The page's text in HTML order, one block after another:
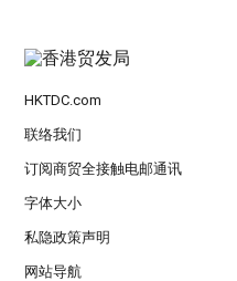
HKTDC.com
联络我们
订阅商贸全接触电邮通讯
字体大小
私隐政策声明
网站导航